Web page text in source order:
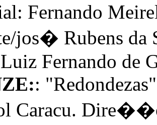
Fernando
jos� Rubens
Fernando de
:
Caracu.